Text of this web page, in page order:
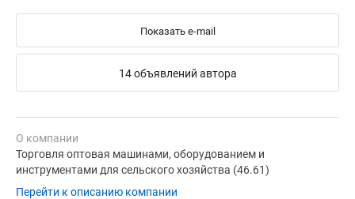
Показать e-mail
14 объявлений автора
О компании
Торговля оптовая машинами, оборудованием и
инструментами для сельского хозяйства (46.61)
Перейти к описанию компании